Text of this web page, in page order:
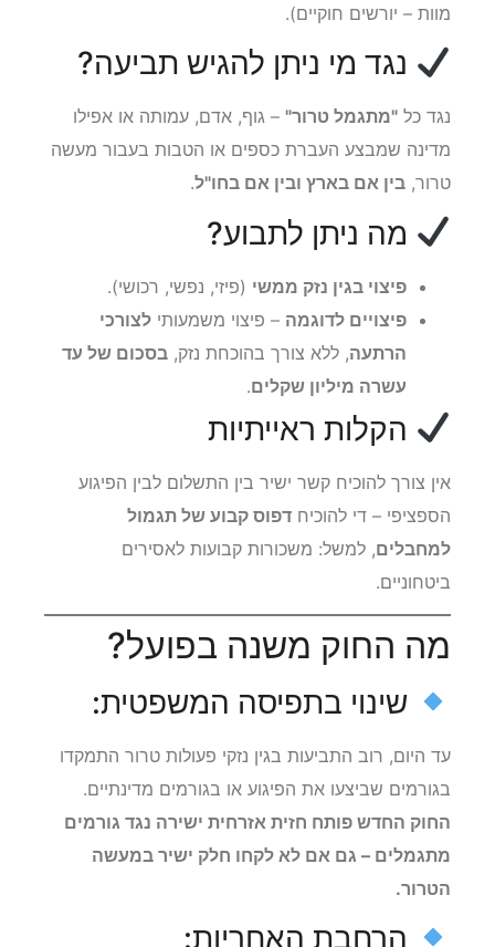
מוות – יורשים חוקיים).
נגד מי ניתן להגיש תביעה?
נגד כל "מתגמל טרור" – גוף, אדם, עמותה או אפילו
מדינה שמבצע העברת כספים או הטבות בעבור מעשה
טרור, בין אם בארץ ובין אם בחו"ל.
מה ניתן לתבוע?
פיצוי בגין נזק ממשי (פיזי, נפשי, רכושי).
פיצויים לדוגמה – פיצוי משמעותי לצורכי
הרתעה, ללא צורך בהוכחת נזק, בסכום של עד
עשרה מיליון שקלים.
הקלות ראייתיות
אין צורך להוכיח קשר ישיר בין התשלום לבין הפיגוע
הספציפי – די להוכיח דפוס קבוע של תגמול
למחבלים, למשל: משכורות קבועות לאסירים
ביטחוניים.
מה החוק משנה בפועל?
שינוי בתפיסה המשפטית:
עד היום, רוב התביעות בגין נזקי פעולות טרור התמקדו
בגורמים שביצעו את הפיגוע או בגורמים מדינתיים.
החוק החדש פותח חזית אזרחית ישירה נגד גורמים
מתגמלים – גם אם לא לקחו חלק ישיר במעשה
הטרור.
הרחבת האחריות: